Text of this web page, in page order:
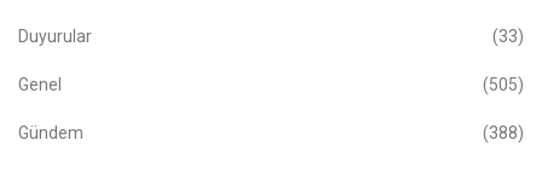
Duyurular (33)
Genel (505)
Gündem (388)